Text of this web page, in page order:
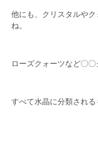
他にも、クリスタルや
ね。
ローズクォーツなど〇
すべて水晶に分類される